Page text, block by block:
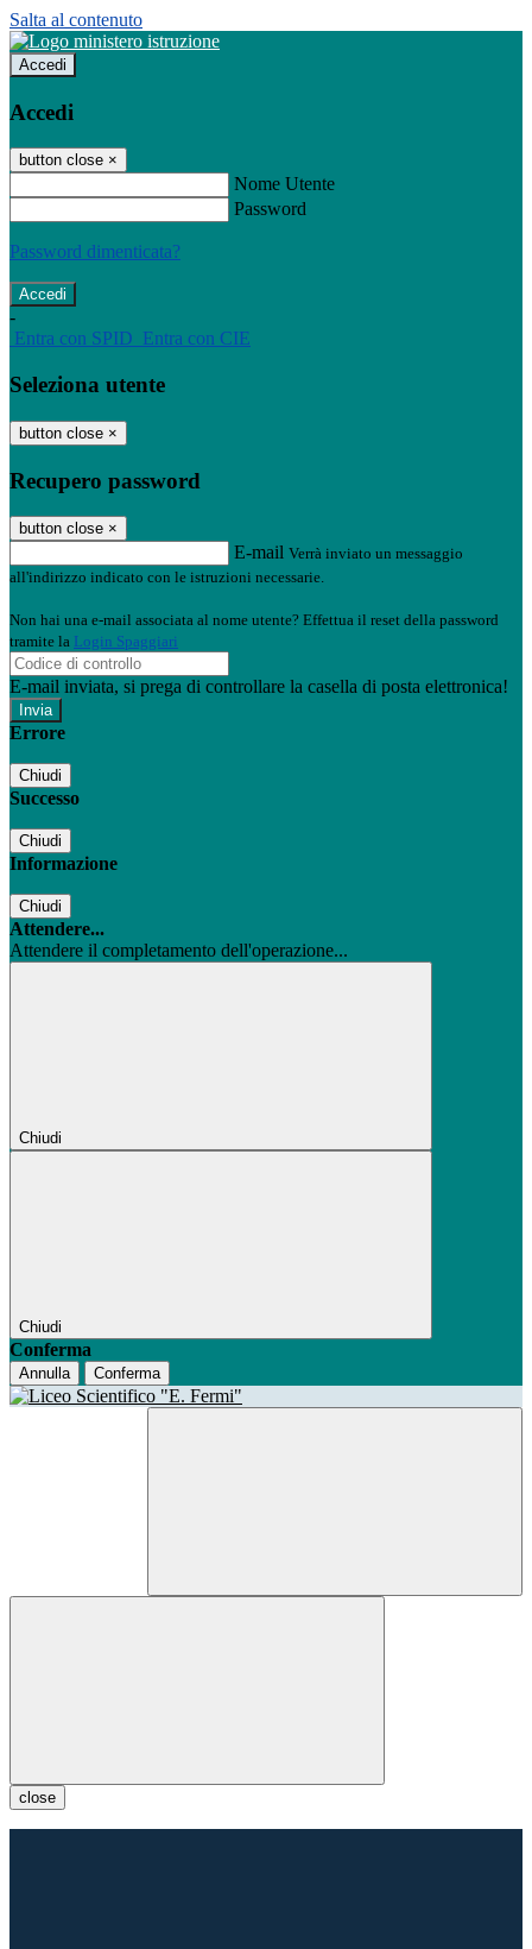
Salta al contenuto
Accedi
Accedi
button close ×
Nome Utente
Password
Password dimenticata?
-
Entra con SPID Entra con CIE
Seleziona utente
button close ×
Recupero password
button close ×
E-mail Verrà inviato un messaggio
all'indirizzo indicato con le istruzioni necessarie.
Non hai una e-mail associata al nome utente? Effettua il reset della password
tramite la Login Spaggiari
E-mail inviata, si prega di controllare la casella di posta elettronica!
Errore
Chiudi
Successo
Chiudi
Informazione
Chiudi
Attendere...
Attendere il completamento dell'operazione...
Chiudi
Chiudi
Conferma
Annulla Conferma
close